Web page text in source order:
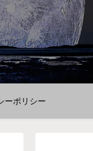
ーポリシー